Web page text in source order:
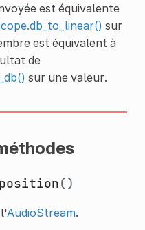
est équivalente
sur
est équivalent à
de
sur une valeur.
()
AudioStream.